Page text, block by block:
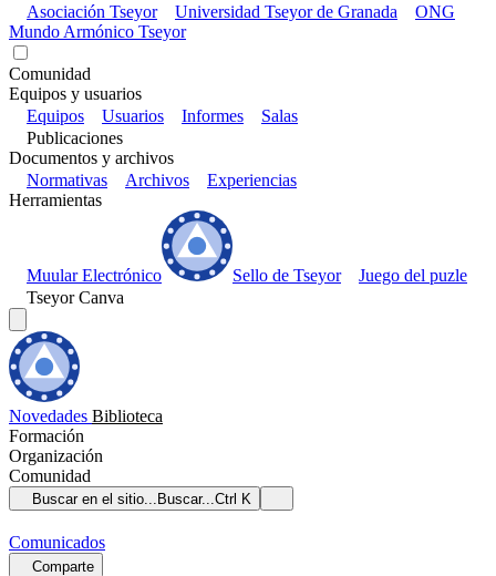
Asociación Tseyor
Universidad Tseyor de Granada
ONG
Mundo Armónico Tseyor
Comunidad
Equipos y usuarios
Equipos
Usuarios Informes
Salas
Publicaciones
Documentos y archivos
Normativas
Archivos
Experiencias
Herramientas
Muular Electrónico Sello de Tseyor
Juego del puzle
Tseyor Canva
Novedades Biblioteca
Formación
Organización
Comunidad
Buscar en el sitio... Buscar...Ctrl K
Comunicados
Comparte